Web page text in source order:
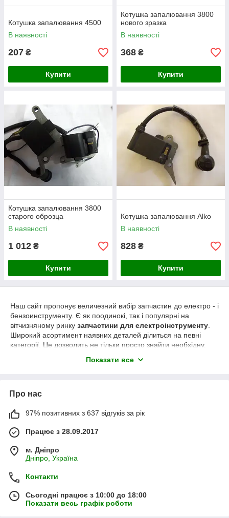
Котушка запалювання 4500
В наявності
207 ₴
Купити
Котушка запалювання 3800
нового зразка
В наявності
368 ₴
Купити
Котушка запалювання 3800
старого оброзца
В наявності
1 012 ₴
Купити
Котушка запалювання Alko
В наявності
828 ₴
Купити
Наш сайт пропонує величезний вибір запчастин до електро - і
бензоинструменту. Є як поодинокі, так і популярні на
вітчизняному ринку запчастини для електроінструменту
Широкий асортимент наявних деталей ділиться на певні
категорії. Це дозволить не тільки просто знайти необхідну,
характеристиками деталь.
сфері запчастин і допоможуть підібрати будь-яку запчастину
до інструменту, будь-то оригінальний Bosch або китайський
"нонейм".
Показати все
Про нас
97% позитивних з 637 відгуків за рік
Працює з 28.09.2017
м. Дніпро
Дніпро, Україна
Контакти
Сьогодні працює з 10:00 до 18:00
Показати весь графік роботи